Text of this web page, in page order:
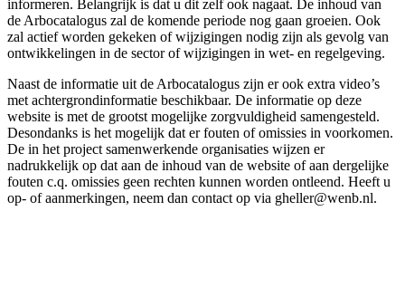
informeren. Belangrijk is dat u dit zelf ook nagaat. De inhoud van
de Arbocatalogus zal de komende periode nog gaan groeien. Ook
zal actief worden gekeken of wijzigingen nodig zijn als gevolg van
ontwikkelingen in de sector of wijzigingen in wet- en regelgeving.
Naast de informatie uit de Arbocatalogus zijn er ook extra video’s
met achtergrondinformatie beschikbaar. De informatie op deze
website is met de grootst mogelijke zorgvuldigheid samengesteld.
Desondanks is het mogelijk dat er fouten of omissies in voorkomen.
De in het project samenwerkende organisaties wijzen er
nadrukkelijk op dat aan de inhoud van de website of aan dergelijke
fouten c.q. omissies geen rechten kunnen worden ontleend. Heeft u
op- of aanmerkingen, neem dan contact op via gheller@wenb.nl.